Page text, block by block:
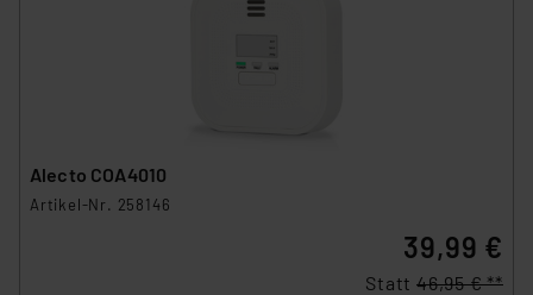
Alecto COA4010
Artikel-Nr. 258146
39,99 €
Statt 46,95 € **